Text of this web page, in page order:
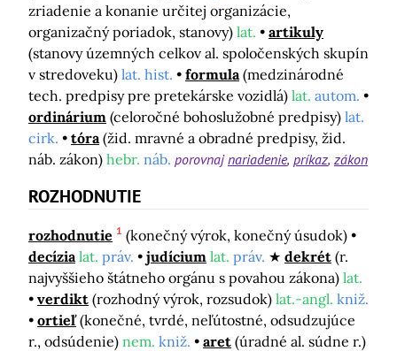
zriadenie a konanie určitej organizácie,
organizačný poriadok, stanovy) lat.
artikuly
(stanovy územných celkov al. spoločenských skupín
v stredoveku) lat. hist. formula (medzinárodné
tech. predpisy pre pretekárske vozidlá) lat. autom.
ordinárium (celoročné bohoslužobné predpisy) lat.
cirk.
tóra (žid. mravné a obradné predpisy, žid.
náb. zákon) hebr. náb. porovnajnariadenie príkaz zákon
ROZHODNUTIE
rozhodnutie 1 (konečný výrok, konečný úsudok)
decízia lat. práv. judícium lat. práv. dekrét (r.
najvyššieho štátneho orgánu s povahou zákona) lat.
verdikt (rozhodný výrok, rozsudok) lat.-angl. kniž.
ortieľ (konečné, tvrdé, neľútostné, odsudzujúce
r., odsúdenie) nem. kniž. aret (úradné al. súdne r.)